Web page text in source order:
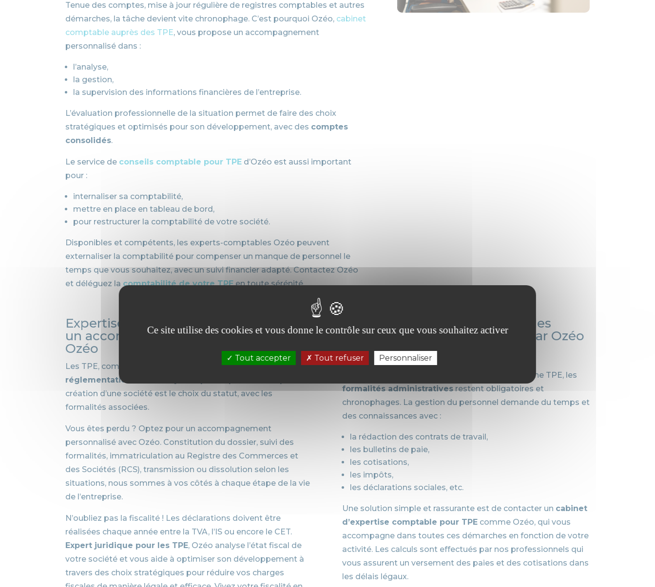
Tenue des comptes, mise à jour régulière de registres comptables et autres
démarches, la tâche devient vite chronophage. C’est pourquoi Ozéo, cabinet
comptable auprès des TPE, vous propose un accompagnement
personnalisé dans :
l’analyse,
la gestion,
la supervision des informations financières de l’entreprise.
L’évaluation professionnelle de la situation permet de faire des choix
stratégiques et optimisés pour son développement, avec des comptes
consolidés.
Le service de conseils comptable pour TPE d’Ozéo est aussi important
pour :
internaliser sa comptabilité,
mettre en place en tableau de bord,
pour restructurer la comptabilité de votre société.
Disponibles et compétents, les experts-comptables Ozéo peuvent
externaliser la comptabilité pour compenser un manque de personnel le
temps que vous souhaitez, avec un suivi financier adapté. Contactez Ozéo
et déléguez la comptabilité de votre TPEen toute sérénité.
Expertise fiscale et juridique pour TPE,
un accompagnement complet avec
Ozéo
Les TPE, comme toute entreprise, sont soumises à une
réglementation fiscale et juridique
création d’une société est le choix du statut, avec les
formalités associées.
Vous êtes perdu ? Optez pour un accompagnement
personnalisé avec Ozéo. Constitution du dossier, suivi des
formalités, immatriculation au Registre des Commerces et
des Sociétés (RCS), transmission ou dissolution selon les
situations, nous sommes à vos côtés à chaque étape de la vie
de l’entreprise.
N’oubliez pas la fiscalité ! Les déclarations doivent être
réalisées chaque année entre la TVA, l’IS ou encore le CET.
Expert juridique pour les TPE, Ozéo analyse l’état fiscal de
votre société et vous aide à optimiser son développement à
travers des choix stratégiques pour réduire vos charges
Cabinet comptable pour TPE, les
ressources humaines gérées par Ozéo
Même si le nombre d’employés est limité dans une TPE, les
formalités administrativesrestent obligatoires et
chronophages. La gestion du personnel demande du temps et
des connaissances avec :
la rédaction des contrats de travail,
les bulletins de paie,
les cotisations,
les impôts,
les déclarations sociales, etc.
Une solution simple et rassurante est de contacter un cabinet
d’expertise comptable pour TPEcomme Ozéo, qui vous
accompagne dans toutes ces démarches en fonction de votre
activité. Les calculs sont effectués par nos professionnels qui
vous assurent un versement des paies et des cotisations dans
les délais légaux.
Ce site utilise des cookies et vous donne le contrôle sur ceux que vous souhaitez activer
Tout accepter Tout refuser Personnaliser